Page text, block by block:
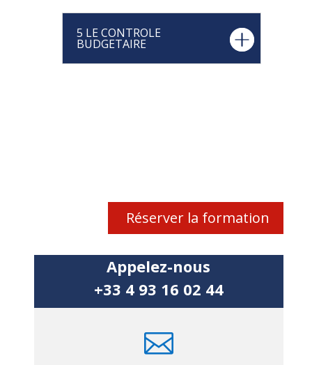
5 LE CONTROLE
BUDGETAIRE
Réserver la formation
Appelez-nous
+33 4 93 16 02 44
